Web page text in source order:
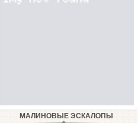
МАЛИНОВЫЕ ЭСКАЛОПЫ